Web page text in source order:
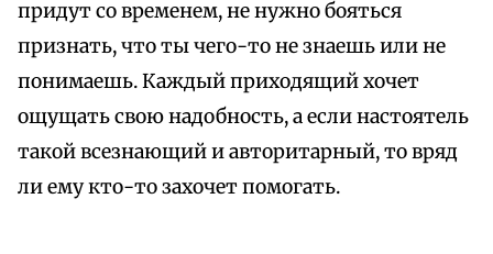
придут со временем, не нужно бояться
признать, что ты чего-то не знаешь или не
понимаешь. Каждый приходящий хочет
ощущать свою надобность, а если настоятель
такой всезнающий и авторитарный, то вряд
ли ему кто-то захочет помогать.